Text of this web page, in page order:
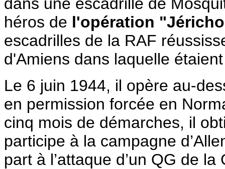
héros de l'opération
escadrilles de la RAF
d'Amiens dans laquelle
Le 6 juin 1944, il opère au-
en permission forcée en
cinq mois de démarches, il
participe à la campagne
part à l’attaque d’un QG de